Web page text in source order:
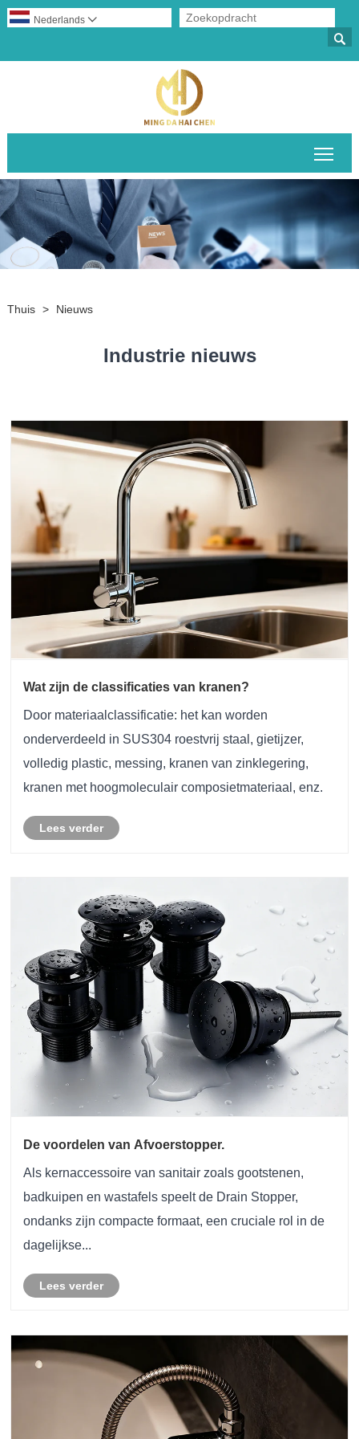

Nederlands 
Thuis > Nieuws
Industrie nieuws
Wat zijn de classificaties van kranen?
Door materiaalclassificatie: het kan worden
onderverdeeld in SUS304 roestvrij staal, gietijzer,
volledig plastic, messing, kranen van zinklegering,
kranen met hoogmoleculair composietmateriaal, enz.
Lees verder
De voordelen van Afvoerstopper.
Als kernaccessoire van sanitair zoals gootstenen,
badkuipen en wastafels speelt de Drain Stopper,
ondanks zijn compacte formaat, een cruciale rol in de
dagelijkse...
Lees verder